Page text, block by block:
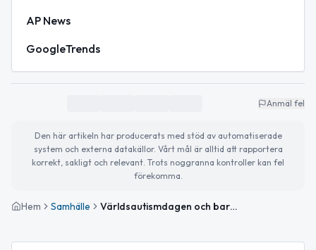
AP News
GoogleTrends
Anmäl fel
Den här artikeln har producerats med stöd av automatiserade
system och externa datakällor. Vårt mål är alltid att rapportera
korrekt, sakligt och relevant. Trots noggranna kontroller kan fel
förekomma.
Hem Samhälle Världsautismdagen och barnbokens betydelse uppmärksammas idag